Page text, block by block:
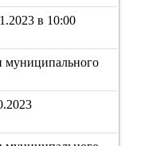
в 10:00
муниципального